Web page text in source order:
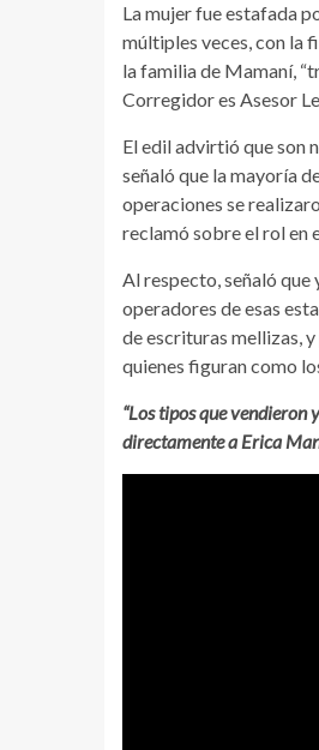
La mujer fue estafada
múltiples veces, con la
la familia de Mamaní,
Corregidor es Asesor
El edil advirtió que son
señaló que la mayoría
operaciones se
reclamó sobre el rol en
Al respecto, señaló
operadores de esas
de escrituras mellizas, y
quienes figuran como
“Los tipos que vendieron
directamente a Erica